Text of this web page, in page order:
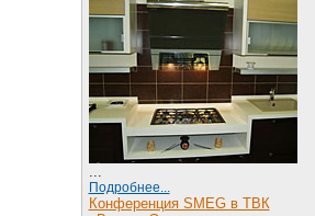
...
Подробнее...
Конференция SMEG в ТВК